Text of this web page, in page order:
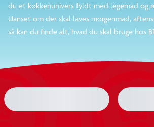
legemad. Her på siden finder du et
fyldt med legemad og retter fra
skal laves morgenmad, aftensmad